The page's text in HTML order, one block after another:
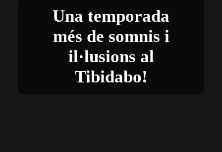
Una temporada
més de somnis i
il·lusions al
Tibidabo!